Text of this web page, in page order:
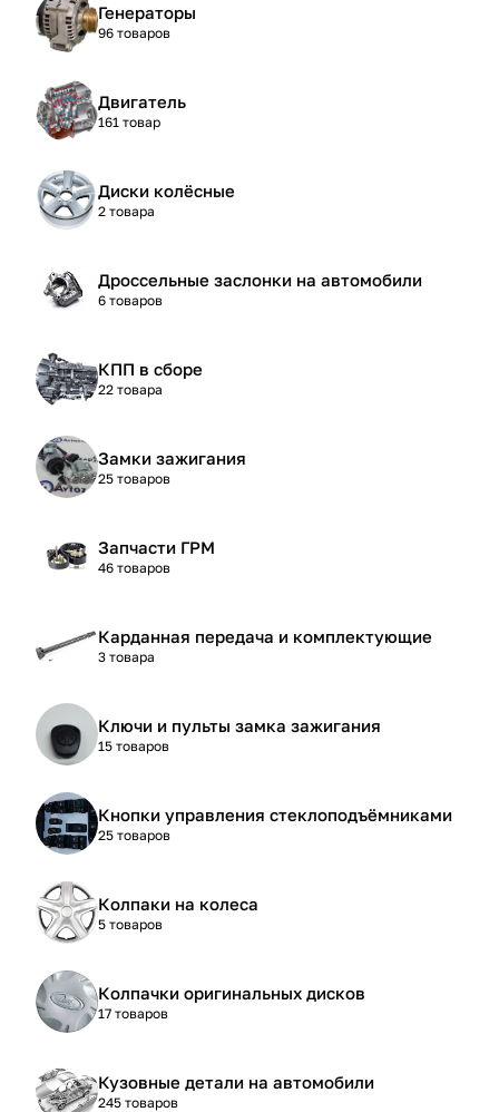
Генераторы
96 товаров
Двигатель
161 товар
Диски колёсные
2 товара
Дроссельные заслонки на автомобили
6 товаров
КПП в сборе
22 товара
Замки зажигания
25 товаров
Запчасти ГРМ
46 товаров
Карданная передача и комплектующие
3 товара
Ключи и пульты замка зажигания
15 товаров
Кнопки управления стеклоподъёмниками
25 товаров
Колпаки на колеса
5 товаров
Колпачки оригинальных дисков
17 товаров
Кузовные детали на автомобили
245 товаров